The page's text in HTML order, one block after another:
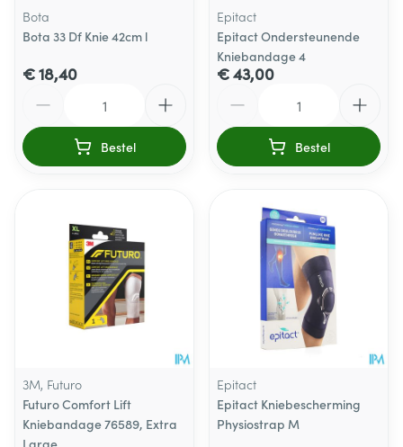
Bota
Bota 33 Df Knie 42cm l
€ 18,40
Bestel
Epitact
Epitact Ondersteunende
Kniebandage 4
€ 43,00
Bestel
3M, Futuro
Futuro Comfort Lift
Kniebandage 76589, Extra
Large
Epitact
Epitact Kniebescherming
Physiostrap M